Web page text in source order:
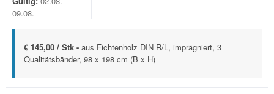
09.08.
€ 145,00 / Stk - aus Fichtenholz DIN R/L, imprägniert, 3
Qualitätsbänder, 98 x 198 cm (B x H)